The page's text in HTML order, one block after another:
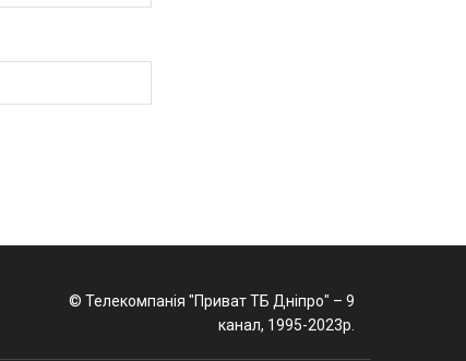
© Телекомпанія "Приват ТБ Дніпро" – 9
канал, 1995-2023р.